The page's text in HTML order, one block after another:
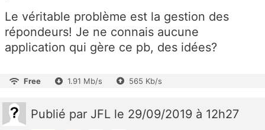
Le véritable problème est la gestion des
répondeurs! Je ne connais aucune
application qui gère ce pb, des idées?
Free 1.91 Mb/s 565 Kb/s
Publié par JFL le 29/09/2019 à 12h27